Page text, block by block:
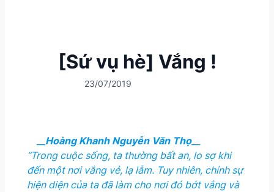
[Sứ vụ hè] Vắng !
23/07/2019
Hoàng Khanh Nguyễn Văn Thọ__
“Trong cuộc sống, ta thường bất an, lo sợ khi
đến một nơi vắng vẻ, lạ lẫm. Tuy nhiên, chính sự
hiện diện của ta đã làm cho nơi đó bớt vắng và